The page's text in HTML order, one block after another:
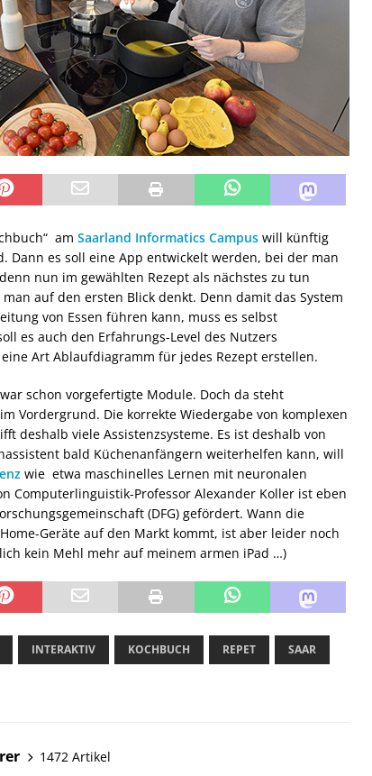
am Saarland Informatics Campus will künftig
Dann es soll eine App entwickelt werden, bei der man
nun im gewählten Rezept als nächstes zu tun
auf den ersten Blick denkt. Denn damit das System
von Essen führen kann, muss es selbst
es auch den Erfahrungs-Level des Nutzers
Art Ablaufdiagramm für jedes Rezept erstellen.
schon vorgefertigte Module. Doch da steht
Vordergrund. Die korrekte Wiedergabe von komplexen
deshalb viele Assistenzsysteme. Es ist deshalb von
bald Küchenanfängern weiterhelfen kann, will
wie etwa maschinelles Lernen mit neuronalen
Computerlinguistik-Professor Alexander Koller ist eben
(DFG) gefördert. Wann die
Geräte auf den Markt kommt, ist aber leider noch
kein Mehl mehr auf meinem armen iPad …)
INTERAKTIV KOCHBUCH REPET SAAR
1472 Artikel